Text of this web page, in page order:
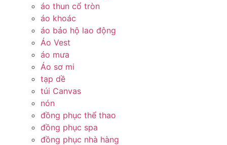
áo thun cổ tròn
áo khoác
áo bảo hộ lao động
Áo Vest
áo mưa
Áo sơ mi
tạp dề
túi Canvas
nón
đồng phục thể thao
đồng phục spa
đồng phục nhà hàng